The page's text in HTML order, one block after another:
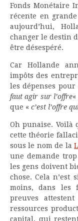
Fonds Monétaire
récente en
aujourd’hui,
changer le destin
être désespéré.
Car Hollande
impôts des
les dépenses pour
faut agir sur l’offre
que « c’est l’offre
Oh punaise. Voilà
cette théorie
sous le nom de la
une demande
les gens doivent
chose. Cela n’est
moins, dans les
preuves
ressources
capital, qui